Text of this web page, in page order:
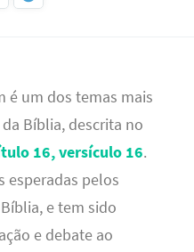
é um dos temas mais
Bíblia, descrita no
16, versículo 16.
esperadas pelos
e tem sido
e debate ao